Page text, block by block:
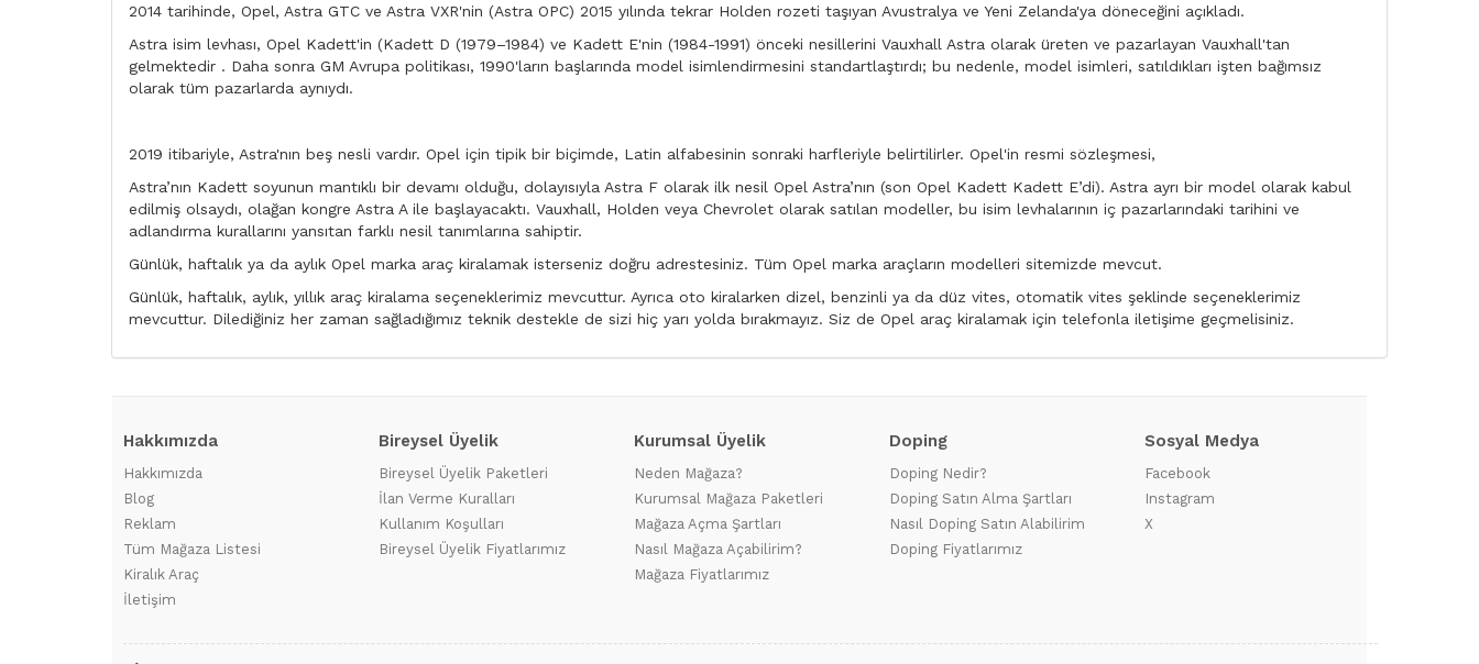
2014 tarihinde, Opel, Astra GTC ve Astra VXR'nin (Astra OPC) 2015 yılında tekrar Holden rozeti taşıyan Avustralya ve Yeni Zelanda'ya döneceğini açıkladı.
Astra isim levhası, Opel Kadett'in (Kadett D (1979–1984) ve Kadett E'nin (1984-1991) önceki nesillerini Vauxhall Astra olarak üreten ve pazarlayan Vauxhall'tan
gelmektedir . Daha sonra GM Avrupa politikası, 1990'ların başlarında model isimlendirmesini standartlaştırdı; bu nedenle, model isimleri, satıldıkları işten bağımsız
olarak tüm pazarlarda aynıydı.
2019 itibariyle, Astra'nın beş nesli vardır. Opel için tipik bir biçimde, Latin alfabesinin sonraki harfleriyle belirtilirler. Opel'in resmi sözleşmesi,
Astra’nın Kadett soyunun mantıklı bir devamı olduğu, dolayısıyla Astra F olarak ilk nesil Opel Astra’nın (son Opel Kadett Kadett E’di). Astra ayrı bir model olarak kabul
edilmiş olsaydı, olağan kongre Astra A ile başlayacaktı. Vauxhall, Holden veya Chevrolet olarak satılan modeller, bu isim levhalarının iç pazarlarındaki tarihini ve
adlandırma kurallarını yansıtan farklı nesil tanımlarına sahiptir.
Günlük, haftalık ya da aylık Opel marka araç kiralamak isterseniz doğru adrestesiniz. Tüm Opel marka araçların modelleri sitemizde mevcut.
Günlük, haftalık, aylık, yıllık araç kiralama seçeneklerimiz mevcuttur. Ayrıca oto kiralarken dizel, benzinli ya da düz vites, otomatik vites şeklinde seçeneklerimiz
mevcuttur. Dilediğiniz her zaman sağladığımız teknik destekle de sizi hiç yarı yolda bırakmayız. Siz de Opel araç kiralamak için telefonla iletişime geçmelisiniz.
Hakkımızda
Hakkımızda
Blog
Reklam
Tüm Mağaza Listesi
Kiralık Araç
İletişim
Bireysel Üyelik
Bireysel Üyelik Paketleri
İlan Verme Kuralları
Kullanım Koşulları
Bireysel Üyelik Fiyatlarımız
Kurumsal Üyelik
Neden Mağaza?
Kurumsal Mağaza Paketleri
Mağaza Açma Şartları
Nasıl Mağaza Açabilirim?
Mağaza Fiyatlarımız
Doping
Doping Nedir?
Doping Satın Alma Şartları
Nasıl Doping Satın Alabilirim
Doping Fiyatlarımız
Sosyal Medya
Facebook
Instagram
X